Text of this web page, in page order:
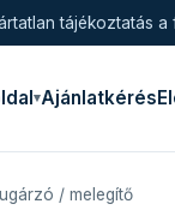
tájékoztatás a
Ajánlatkérés
/ melegítő